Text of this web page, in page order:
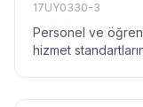
17UY0330-3
Personel ve
hizmet